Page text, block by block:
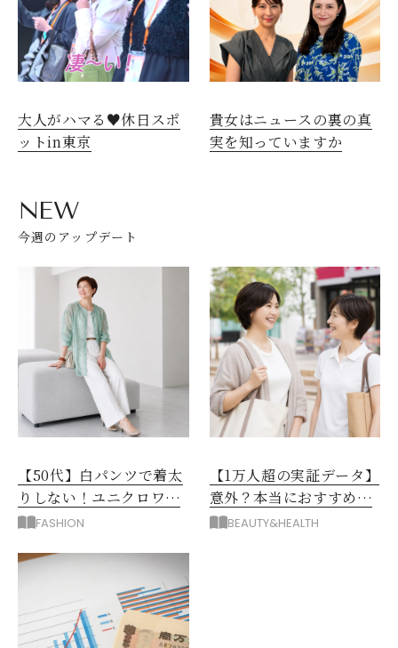
大人がハマる♥休日スポ
ットin東京
貴女はニュースの裏の真
実を知っていますか
NEW
今週のアップデート
【50代】白パンツで着太
りしない！ユニクロワイ
ドパンツ夏の着回しテク
FASHION
【1万人超の実証データ】
意外？本当におすすめな
運動とストレス解消法と
BEAUTY&HEALTH